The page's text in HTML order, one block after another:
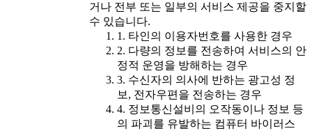
거나 전부 또는 일부의 서비스 제공을 중지할
수 있습니다.
1. 타인의 이용자번호를 사용한 경우
2. 다량의 정보를 전송하여 서비스의 안
정적 운영을 방해하는 경우
3. 수신자의 의사에 반하는 광고성 정
보, 전자우편을 전송하는 경우
4. 정보통신설비의 오작동이나 정보 등
의 파괴를 유발하는 컴퓨터 바이러스